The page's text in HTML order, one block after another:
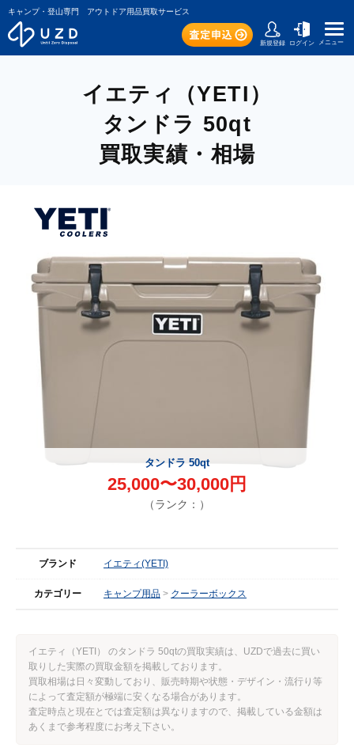
キャンプ・登山専門 アウトドア用品買取サービス
新規登録 ログイン メニュー
イエティ（YETI）
タンドラ 50qt
買取実績・相場
タンドラ 50qt
25,000〜30,000円
（ランク：）
ブランド イエティ(YETI)
カテゴリー キャンプ用品 クーラーボックス
イエティ（YETI） のタンドラ 50qtの買取実績は、UZDで過去に買い
取りした実際の買取金額を掲載しております。
買取相場は日々変動しており、販売時期や状態・デザイン・流行り等
によって査定額が極端に安くなる場合があります。
査定時点と現在とでは査定額は異なりますので、掲載している金額は
あくまで参考程度にお考え下さい。